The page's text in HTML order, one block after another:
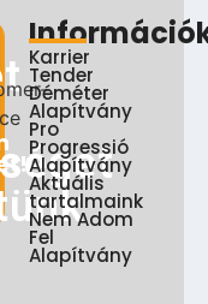
Karrier
Tender
Déméter
Alapítvány
Pro
Progressió
Alapítvány
Aktuális
tartalmaink
Nem Adom
Fel
Alapítvány